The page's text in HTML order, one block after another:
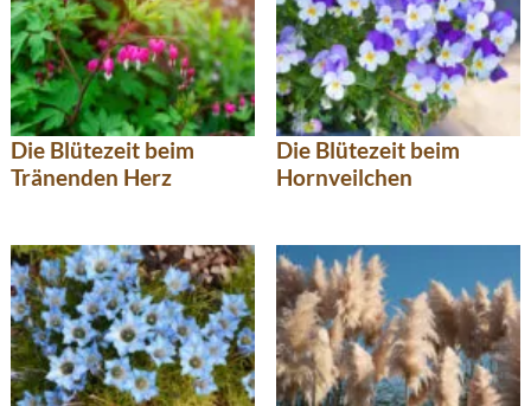
Die Blütezeit beim
Tränenden Herz
Die Blütezeit beim
Hornveilchen